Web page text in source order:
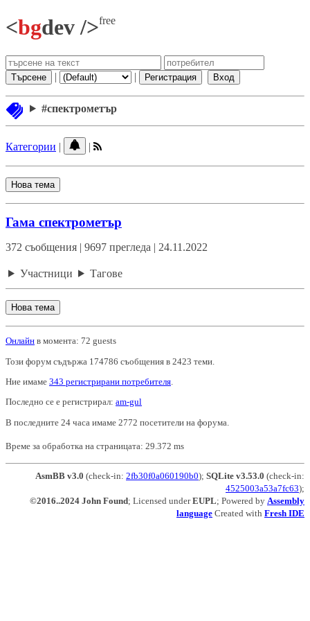
<bgdev />free
Търсене | | Регистрация Вход
#спектрометър
Категории | |
Нова тема
Гама спектрометър
372 съобщения | 9697 прегледа | 24.11.2022
Участници Тагове
Нова тема
Онлайн в момента: 72 guests
Този форум съдържа 174786 съобщения в 2423 теми.
Ние имаме 343 регистрирани потребителя
Последно се е регистрирал: am-gul
В последните 24 часа имаме 2772 посетители на форума.
Време за обработка на страницата: 29.372 ms
AsmBB v3.0 (check-in: 2fb30f0a060190b0); SQLite v3.53.0 (check-in:
4525003a53a7fc63);
©2016..2024 John Found; Licensed underEUPL; Powered by Assembly
language Created with Fresh IDE